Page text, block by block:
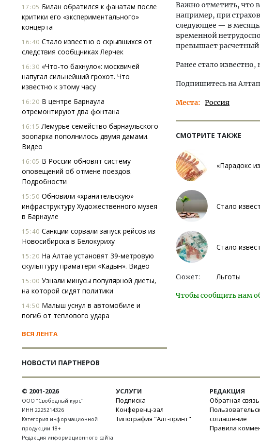
17:05 Билан обратился к фанатам после
критики его «экспериментального»
концерта
16:40 Стало известно о скрывшихся от
следствия сообщниках Лерчек
16:30 «Что-то бахнуло»: москвичей
напугал сильнейший грохот. Что
известно к этому часу
16:20 В центре Барнаула
отремонтируют два фонтана
16:15 Лемурье семейство барнаульского
зоопарка пополнилось двумя дамами.
Видео
16:05 В России обновят систему
оповещений об отмене поездов.
Подробности
15:50 Обновили «хранительскую»
инфраструктуру Художественного музея
в Барнауле
15:40 Санкции сорвали запуск рейсов из
Новосибирска в Белокуриху
15:20 На Алтае установят 39-метровую
скульптуру праматери «Кадын». Видео
15:00 Узнали минусы популярной диеты,
на которой сидят политики
14:50 Малыш уснул в автомобиле и
погиб от теплового удара
ВСЯ ЛЕНТА
НОВОСТИ ПАРТНЕРОВ
Важно отметить, что
например, при
следующее — в
временной
превышает расчетный
Ранее стало известно,
Подпишитесь на
Места Россия
СМОТРИТЕ ТАКЖЕ
«Парадокс
Стало
Стало
Сюжет: Льготы
Чтобы сообщить нам
© 2001-2026
ООО “Свободный курс”
ИНН 2225214326
Категория информационной
продукции 18+
Редакция информационного сайта
УСЛУГИ
Подписка
Конференц-зал
Типография "Алт-принт"
РЕДАКЦИЯ
Обратная связь
соглашение
Правила